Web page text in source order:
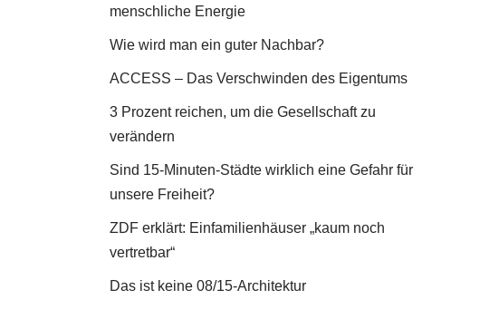
menschliche Energie
Wie wird man ein guter Nachbar?
ACCESS – Das Verschwinden des Eigentums
3 Prozent reichen, um die Gesellschaft zu
verändern
Sind 15-Minuten-Städte wirklich eine Gefahr für
unsere Freiheit?
ZDF erklärt: Einfamilienhäuser „kaum noch
vertretbar“
Das ist keine 08/15-Architektur